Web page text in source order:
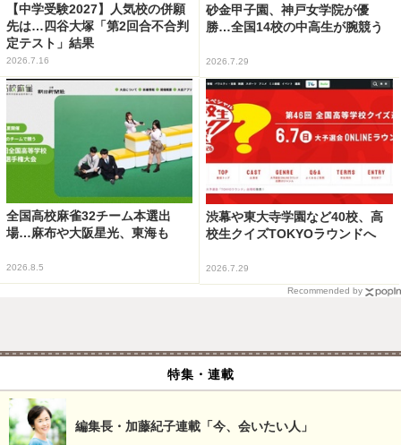
【中学受験2027】人気校の併願
先は…四谷大塚「第2回合不合判
定テスト」結果
2026.7.16
砂金甲子園、神戸女学院が優
勝…全国14校の中高生が腕競う
2026.7.29
全国高校麻雀32チーム本選出
場…麻布や大阪星光、東海も
2026.8.5
渋幕や東大寺学園など40校、高
校生クイズTOKYOラウンドへ
2026.7.29
Recommended by
特集・連載
編集長・加藤紀子連載「今、会いたい人」